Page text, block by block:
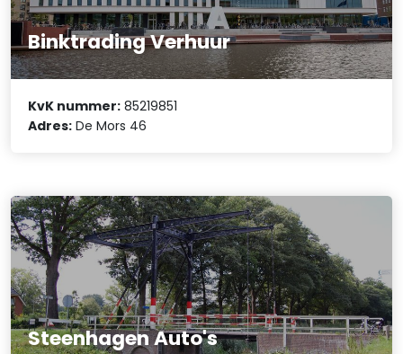
Binktrading Verhuur
KvK nummer: 85219851
Adres: De Mors 46
Steenhagen Auto's